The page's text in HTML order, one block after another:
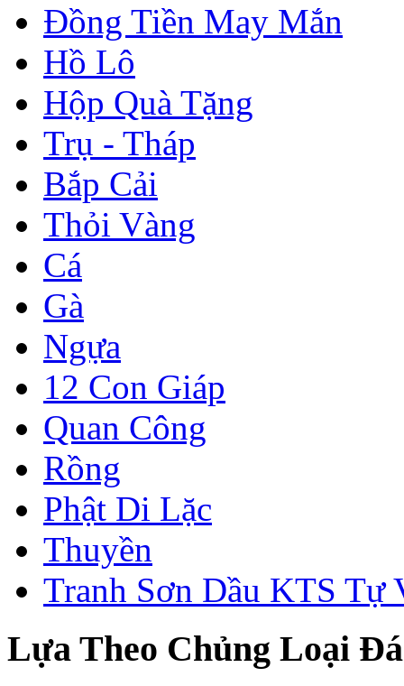
Đồng Tiền May Mắn
Hồ Lô
Hộp Quà Tặng
Trụ - Tháp
Bắp Cải
Thỏi Vàng
Cá
Gà
Ngựa
12 Con Giáp
Quan Công
Rồng
Phật Di Lặc
Thuyền
Tranh Sơn Dầu KTS Tự
Lựa Theo Chủng Loại Đá